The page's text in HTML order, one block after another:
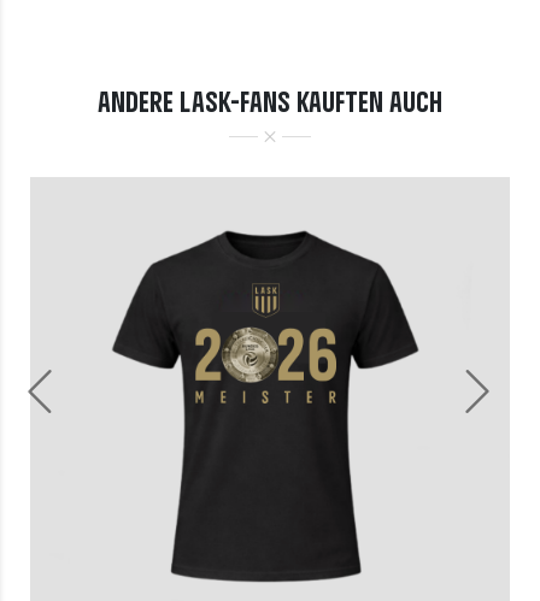
ANDERE LASK-FANS KAUFTEN AUCH